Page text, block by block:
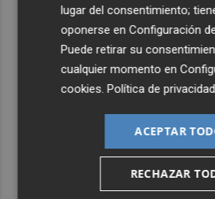
lugar del consentimiento;
oponerse enConfiguración
Puede retirar su
cualquier momento en
cookies .Política de privacidad
ACEPTAR
RECHAZAR